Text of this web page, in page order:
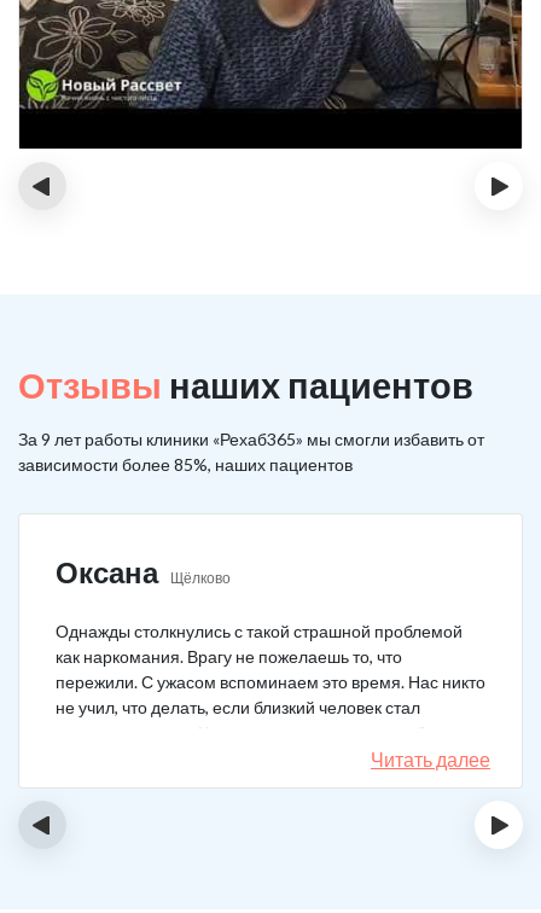
‹ ›
Отзывы наших пациентов
За 9 лет работы клиники «Рехаб365» мы смогли избавить от
зависимости более 85%, наших пациентов
Оксана Щёлково
Однажды столкнулись с такой страшной проблемой
как наркомания. Врагу не пожелаешь то, что
пережили. С ужасом вспоминаем это время. Нас никто
не учил, что делать, если близкий человек стал
наркозависимым. Честно говоря, надежды не было,
думали, что все лечение бесполезно, но решили
попробовать и отправить родственника в клинику на
Читать далее
‹ ›